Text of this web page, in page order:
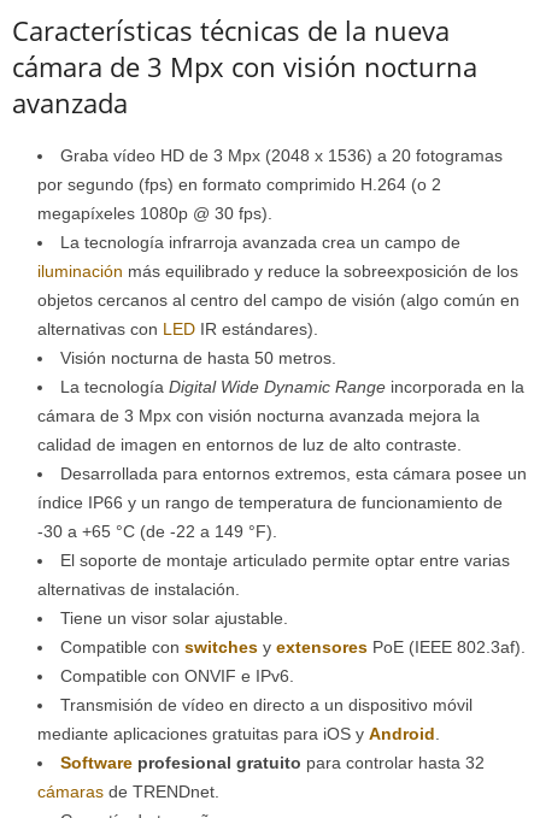
Características técnicas de la nueva
cámara de 3 Mpx con visión nocturna
avanzada
Graba vídeo HD de 3 Mpx (2048 x 1536) a 20 fotogramas
por segundo (fps) en formato comprimido H.264 (o 2
megapíxeles 1080p @ 30 fps).
La tecnología infrarroja avanzada crea un campo de
iluminación más equilibrado y reduce la sobreexposición de los
objetos cercanos al centro del campo de visión (algo común en
alternativas con LED IR estándares).
Visión nocturna de hasta 50 metros.
La tecnología Digital Wide Dynamic Range incorporada en la
cámara de 3 Mpx con visión nocturna avanzada mejora la
calidad de imagen en entornos de luz de alto contraste.
Desarrollada para entornos extremos, esta cámara posee un
índice IP66 y un rango de temperatura de funcionamiento de
-30 a +65 °C (de -22 a 149 °F).
El soporte de montaje articulado permite optar entre varias
alternativas de instalación.
Tiene un visor solar ajustable.
Compatible con switches y extensores PoE (IEEE 802.3af).
Compatible con ONVIF e IPv6.
Transmisión de vídeo en directo a un dispositivo móvil
mediante aplicaciones gratuitas para iOS y Android
Software profesional gratuito para controlar hasta 32
cámaras de TRENDnet.